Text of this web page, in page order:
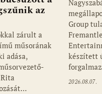
az
zárult a
műsorának
adása,
Group
készített
2026.08.07.